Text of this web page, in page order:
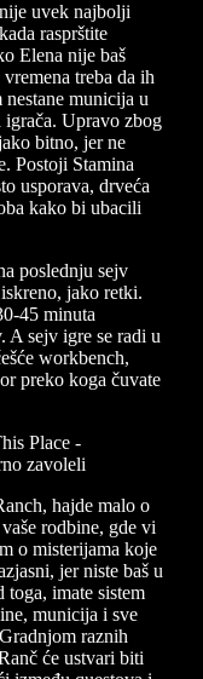
uvek najbolji
rasprštite
Elena nije baš
treba da ih
nestane municija u
igrača. Upravo zbog
bitno, jer ne
Postoji Stamina
usporava, drveća
kako bi ubacili
poslednju sejv
jako retki.
45 minuta
A sejv igre se radi u
workbench,
preko koga čuvate
hajde malo o
rodbine, gde vi
o misterijama koje
jer niste baš u
toga, imate sistem
municija i sve
raznih
će ustvari biti